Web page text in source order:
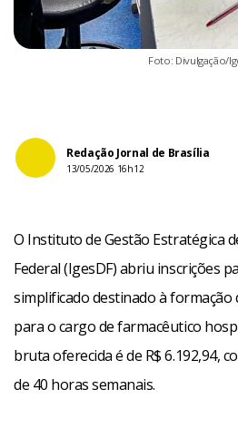
Foto: Divulgação/
Redação Jornal de Brasília
13/05/2026 16h12
O Instituto de Gestão Estratégica
Federal (IgesDF) abriu inscrições
simplificado destinado à formação
para o cargo de farmacêutico
bruta oferecida é de R$ 6.192,94,
de 40 horas semanais.